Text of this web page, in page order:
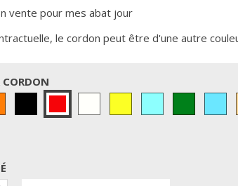
vente pour mes abat jour
le cordon peut être d'une autre
CORDON
Noir